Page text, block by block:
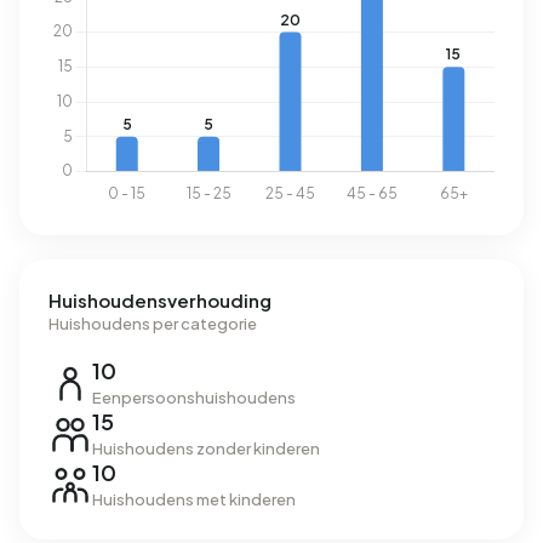
Huishoudensverhouding
Huishoudens per categorie
10
Eenpersoonshuishoudens
15
Huishoudens zonder kinderen
10
Huishoudens met kinderen